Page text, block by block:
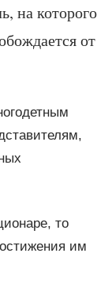
на которого
от
то
им